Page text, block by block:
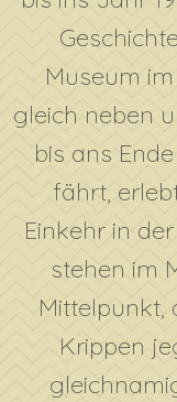
Museum
gleich neben
bis ans
fährt,
Einkehr in
stehen im
Mittelpunkt,
Krippen